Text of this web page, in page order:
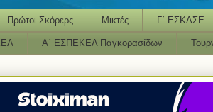
Πρώτοι Σκόρερς Μικτές Γ΄ ΕΣΚΑΣΕ
Α΄ ΕΣΠΕΚΕΛ Παγκορασίδων